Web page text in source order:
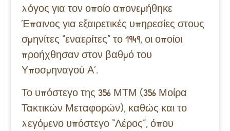
λόγος για τον οποίο απονεμήθηκε
Έπαινος για εξαιρετικές υπηρεσίες στους
σμηνίτες “εναερίτες” το 1949, οι οποίοι
προήχθησαν στον βαθμό του
Υποσμηναγού Α’.
Το υπόστεγο της 356 ΜΤΜ (356 Μοίρα
Τακτικών Μεταφορών), καθώς και το
λεγόμενο υπόστεγο “Λέρος”, όπου